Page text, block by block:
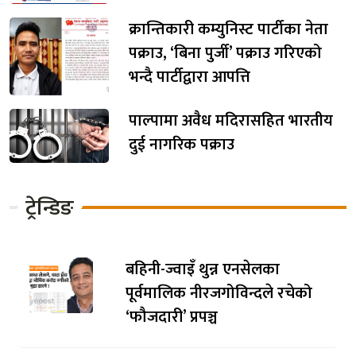
क्रान्तिकारी कम्युनिस्ट पार्टीका नेता
पक्राउ, ‘बिना पुर्जी’ पक्राउ गरिएको
भन्दै पार्टीद्वारा आपत्ति
पाल्पामा अवैध मदिरासहित भारतीय
दुई नागरिक पक्राउ
ट्रेन्डिङ
बहिनी-ज्वाइँ थुन्न एनसेलका
पूर्वमालिक नीरजगोविन्दले रचेको
‘फौजदारी’ प्रपञ्च